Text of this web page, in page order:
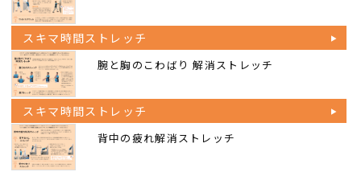
スキマ時間ストレッチ
腕と胸のこわばり 解消ストレッチ
スキマ時間ストレッチ
背中の疲れ解消ストレッチ